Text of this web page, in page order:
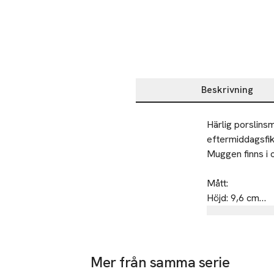
Beskrivning
Beskrivning
Härlig
Muggen finns i
Mått:
Höjd: 9,6 cm
Dalagatan 100
113 43
Mer från samma serie